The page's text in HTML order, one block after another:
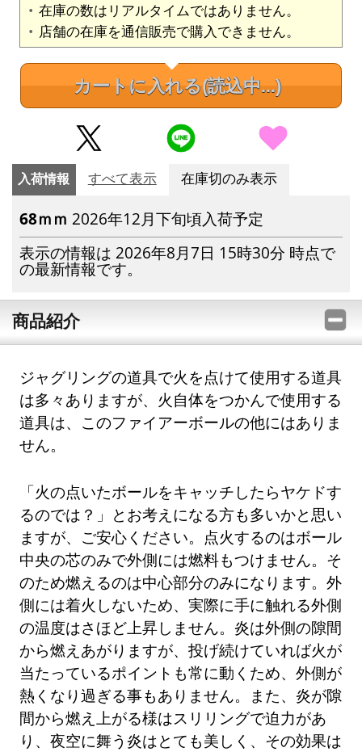
在庫の数はリアルタイムではありません。
店舗の在庫を通信販売で購入できません。
カートに入れる(読込中...)
入荷情報 すべて表示 在庫切のみ表示
68ｍｍ 2026年12月下旬頃入荷予定
表示の情報は 2026年8月7日 15時30分 時点で
の最新情報です。
商品紹介
ジャグリングの道具で火を点けて使用する道具
は多々ありますが、火自体をつかんで使用する
道具は、このファイアーボールの他にはありま
せん。
「火の点いたボールをキャッチしたらヤケドす
るのでは？」とお考えになる方も多いかと思い
ますが、ご安心ください。点火するのはボール
中央の芯のみで外側には燃料もつけません。そ
のため燃えるのは中心部分のみになります。外
側には着火しないため、実際に手に触れる外側
の温度はさほど上昇しません。炎は外側の隙間
から燃えあがりますが、投げ続けていれば火が
当たっているポイントも常に動くため、外側が
熱くなり過ぎる事もありません。また、炎が隙
間から燃え上がる様はスリリングで迫力があ
り、夜空に舞う炎はとても美しく、その効果は